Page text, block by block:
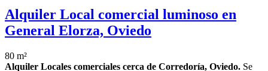
Alquiler Local comercial luminoso en
General Elorza, Oviedo
80 m²
Alquiler Locales comerciales cerca de Corredoría, Oviedo. Se